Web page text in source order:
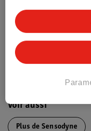
Ce
Voir aussi
Plus de Sensodyne